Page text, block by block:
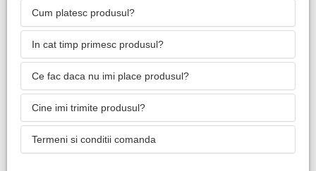
Cum platesc produsul?
In cat timp primesc produsul?
Ce fac daca nu imi place produsul?
Cine imi trimite produsul?
Termeni si conditii comanda